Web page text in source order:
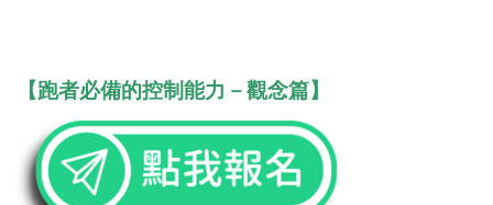
【跑者必備的控制能力－觀念篇】